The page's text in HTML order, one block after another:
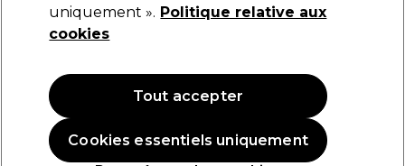
19,55 €23,00 €
OFFRE EN LIGNE
uniquement ». Politique relative aux
cookies
Cookies essentiels uniquement
Tout accepter